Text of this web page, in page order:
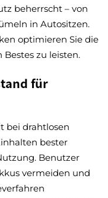
beherrscht – von
in Autositzen.
optimieren Sie die
Bestes zu leisten.
für
bei drahtlosen
bester
Benutzer
vermeiden und